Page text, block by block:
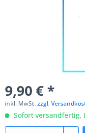
9,90 € *
inkl. MwSt.zzgl.
Sofort versandfertig,